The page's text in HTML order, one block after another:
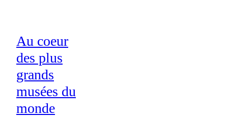
Au coeur
des plus
grands
musées du
monde